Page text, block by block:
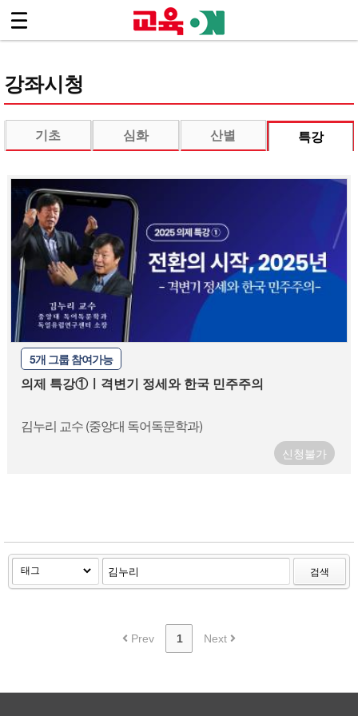
.footer { background:#444 !important; }
강좌시청
기초 심화 산별 특강
5개 그룹 참여가능
의제 특강①ㅣ격변기 정세와 한국 민주주의
김누리 교수 (중앙대 독어독문학과)
신청불가
검색
Prev 1 Next
로그인
마이페이지
수강신청 안내
강좌시청
- 기초
- 민주노총 강령 9강
- 민주노총 역사
- 세상을 바꾸는 노동운동 오디오북
- 일터를, 세상을 바꾸는 우리의 힘, 노동조합
- 노동자가 정치하자!
- 길을 여는 민주노총의 30년
- 민주노총 초급 정치교육
- 심화
- 산별
- [서비스연맹] 2025 전체조합원의무교육
내강좌
Sketchbook5, 스케치북5
Sketchbook5, 스케치북5